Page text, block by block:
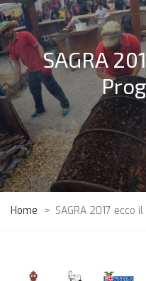
SAGRA
Home > SAGRA 2017 ecco